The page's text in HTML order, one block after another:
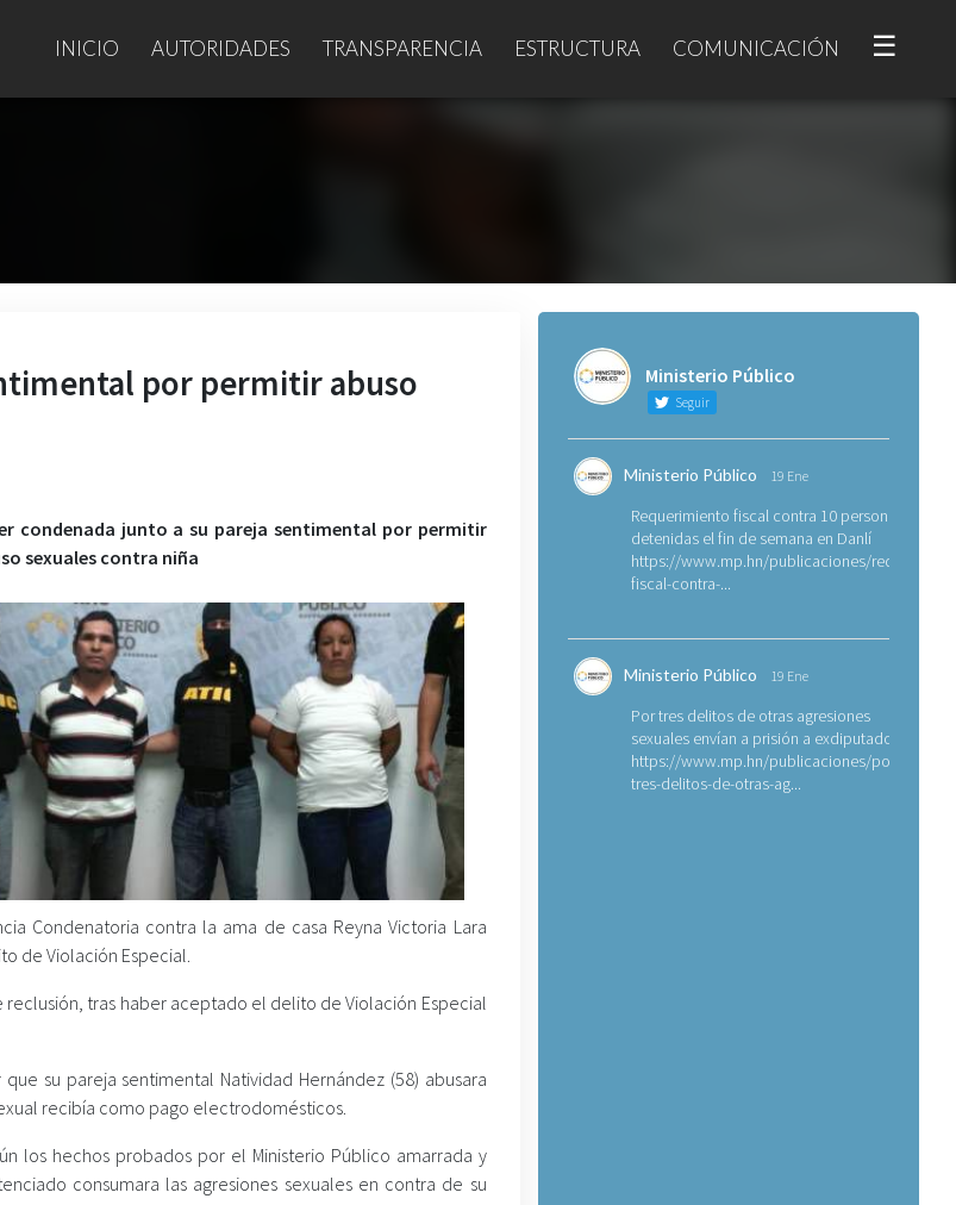
INICIO AUTORIDADES TRANSPARENCIA ESTRUCTURA COMUNICACIÓN ☰
por permitir abuso
condenada junto a su pareja sentimental por permitir
sexuales contra niña
Condenatoria contra la ama de casa Reyna Victoria Lara
de Violación Especial.
tras haber aceptado el delito de Violación Especial
su pareja sentimental Natividad Hernández (58) abusara
recibía como pago electrodomésticos.
los hechos probados por el Ministerio Público amarrada y
consumara las agresiones sexuales en contra de su
Ministerio Público
Seguir
Ministerio Público 19 Ene
Requerimiento fiscal contra 10 personas
detenidas el fin de semana en Danlí
https://www.mp.hn/publicaciones/
fiscal-contra-...
Ministerio Público 19 Ene
Por tres delitos de otras agresiones
sexuales envían a prisión a exdiputado
https://www.mp.hn/publicaciones/por-
tres-delitos-de-otras-ag...